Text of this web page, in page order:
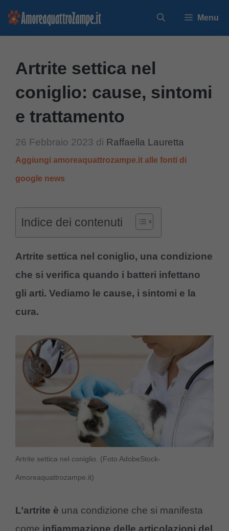
Vai
Menu
Artrite settica nel
coniglio: cause, sintomi
e trattamento
26 Febbraio 2023 di Raffaella Lauretta
Aggiungi amoreaquattrozampe.it alle fonti di
google news
Indice dei contenuti
Artrite settica nel coniglio, una condizione
che si verifica quando i batteri infettano
gli arti. Vediamo le cause, i sintomi e la
cura.
Artrite settica nel coniglio. (Foto AdobeStock-
Amoreaquattrozampe.it)
L’artrite è una condizione che si manifesta
come infiammazione delle articolazioni del